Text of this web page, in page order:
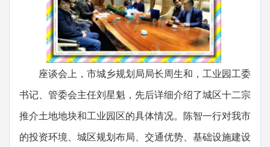
座谈会上，市城乡规划局局长周生和，工业园工委
书记、管委会主任刘星魁，先后详细介绍了城区十二宗
推介土地地块和工业园区的具体情况。陈智一行对我市
的投资环境、城区规划布局、交通优势、基础设施建设